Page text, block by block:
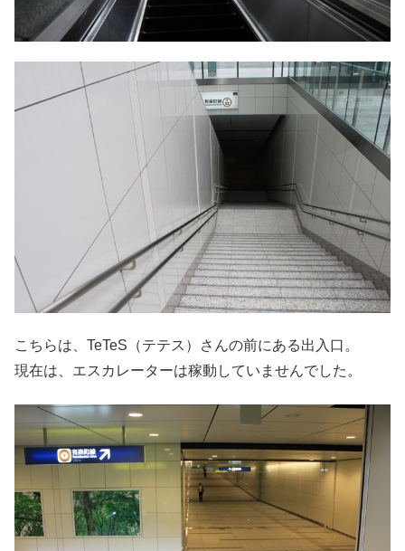
こちらは、TeTeS（テテス）さんの前にある出入口。
現在は、エスカレーターは稼動していませんでした。